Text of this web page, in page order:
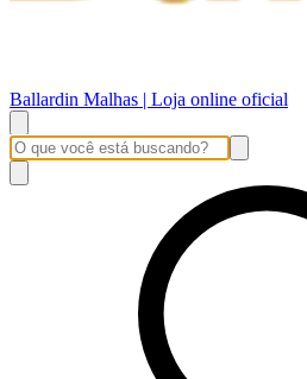
Ballardin Malhas | Loja online oficial